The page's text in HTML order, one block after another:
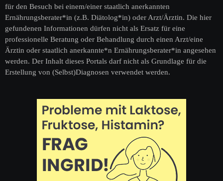
für den Besuch bei einem/einer staatlich anerkannten
Ernährungsberater*in (z.B. Diätolog*in) oder Arzt/Ärztin. Die hier
gefundenen Informationen dürfen nicht als Ersatz für eine
professionelle Beratung oder Behandlung durch einen Arzt/eine
Ärztin oder staatlich anerkannte*n Ernährungsberater*in angesehen
werden. Der Inhalt dieses Portals darf nicht als Grundlage für die
Erstellung von (Selbst)Diagnosen verwendet werden.